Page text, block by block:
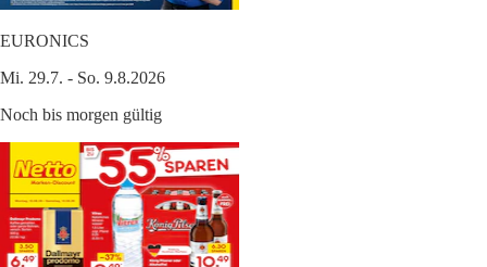
EURONICS
Mi. 29.7. - So. 9.8.2026
Noch bis morgen gültig